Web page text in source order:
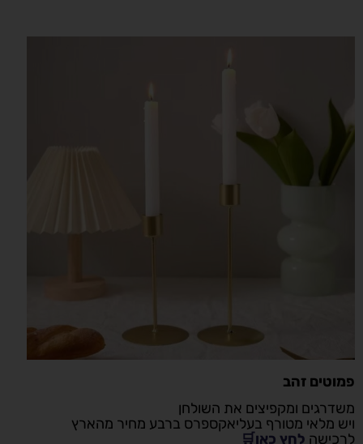
פמוטים זהב
משדרגים ומקפיצים את השולחן
ויש מלאי מטורף בעליאקספרס ברבע מחיר מהארץ
לרכישה לחץ כאן🛒